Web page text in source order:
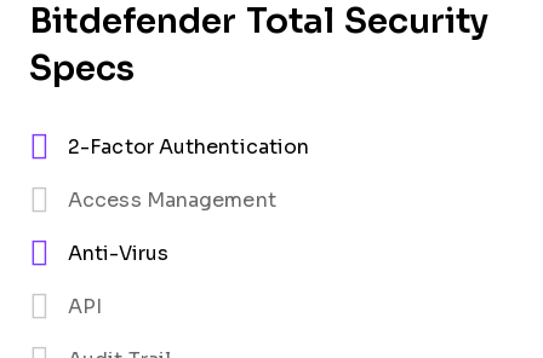
Bitdefender Total Security
Specs
2-Factor Authentication
Access Management
Anti-Virus
API